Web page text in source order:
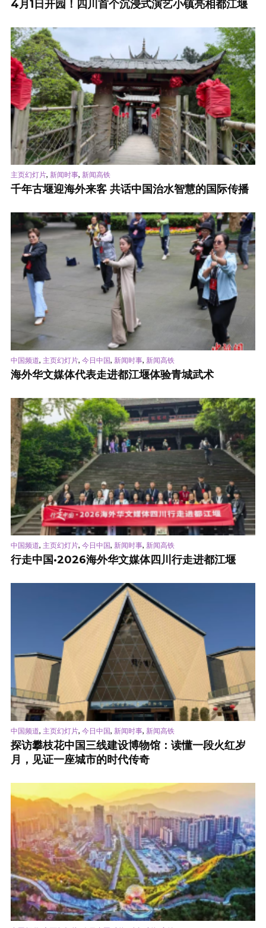
4月1日开园！四川首个沉浸式演艺小镇亮相都江堰
主页幻灯片, 新闻时事, 新闻高铁
千年古堰迎海外来客 共话中国治水智慧的国际传播
中国频道, 主页幻灯片, 今日中国, 新闻时事, 新闻高铁
海外华文媒体代表走进都江堰体验青城武术
中国频道, 主页幻灯片, 今日中国, 新闻时事, 新闻高铁
行走中国·2026海外华文媒体四川行走进都江堰
中国频道, 主页幻灯片, 今日中国, 新闻时事, 新闻高铁
探访攀枝花中国三线建设博物馆：读懂一段火红岁
月，见证一座城市的时代传奇